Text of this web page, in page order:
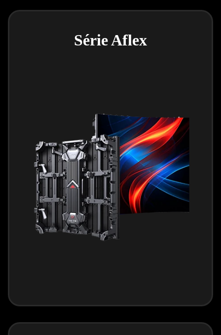
Série Aflex